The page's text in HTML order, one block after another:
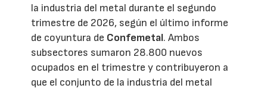
la industria del metal durante el segundo
trimestre de 2026, según el último informe
de coyuntura de Confemetal. Ambos
subsectores sumaron 28.800 nuevos
ocupados en el trimestre y contribuyeron a
que el conjunto de la industria del metal